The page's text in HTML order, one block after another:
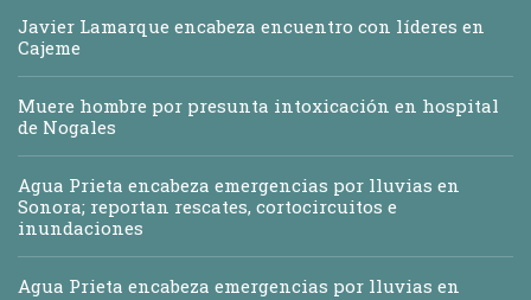
Javier Lamarque encabeza encuentro con líderes en
Cajeme
Muere hombre por presunta intoxicación en hospital
de Nogales
Agua Prieta encabeza emergencias por lluvias en
Sonora; reportan rescates, cortocircuitos e
inundaciones
Agua Prieta encabeza emergencias por lluvias en